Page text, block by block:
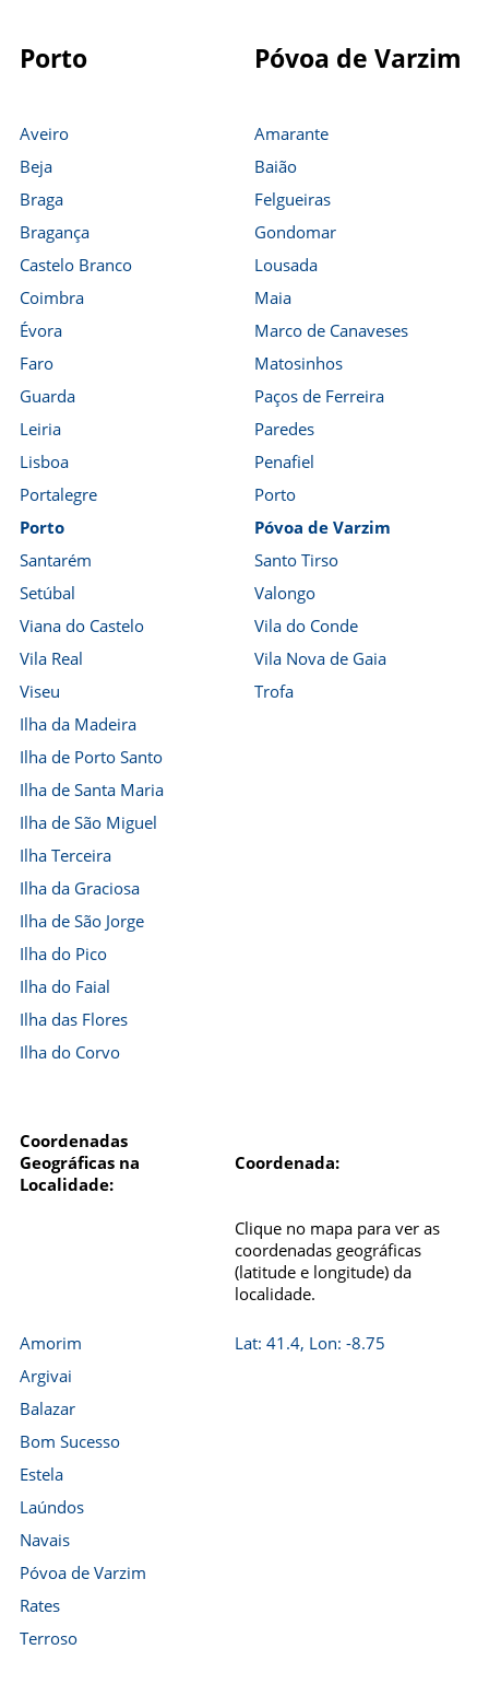
Porto Póvoa de Varzim
Aveiro
Beja
Braga
Bragança
Castelo Branco
Coimbra
Évora
Faro
Guarda
Leiria
Lisboa
Portalegre
Porto
Santarém
Setúbal
Viana do Castelo
Vila Real
Viseu
Ilha da Madeira
Ilha de Porto Santo
Ilha de Santa Maria
Ilha de São Miguel
Ilha Terceira
Ilha da Graciosa
Ilha de São Jorge
Ilha do Pico
Ilha do Faial
Ilha das Flores
Ilha do Corvo
Amarante
Baião
Felgueiras
Gondomar
Lousada
Maia
Marco de Canaveses
Matosinhos
Paços de Ferreira
Paredes
Penafiel
Porto
Póvoa de Varzim
Santo Tirso
Valongo
Vila do Conde
Vila Nova de Gaia
Trofa
Coordenadas
Geográficas na
Localidade:
Coordenada:
Clique no mapa para ver as
coordenadas geográficas
(latitude e longitude) da
localidade.
Amorim
Argivai
Balazar
Bom Sucesso
Estela
Laúndos
Navais
Póvoa de Varzim
Rates
Terroso
Lat: 41.4, Lon: -8.75